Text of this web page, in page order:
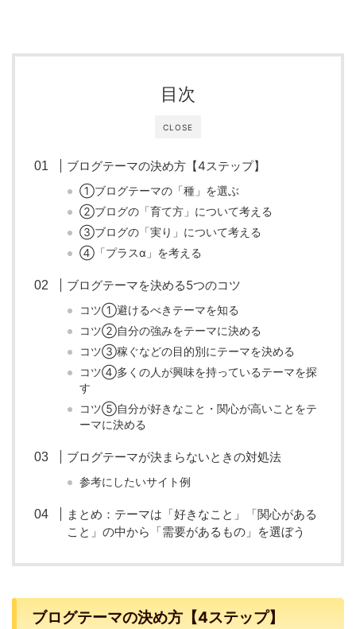
CLOSE
目次
ブログテーマの決め方【4ステップ】
①ブログテーマの「種」を選ぶ
②ブログの「育て方」について考える
③ブログの「実り」について考える
④「プラスα」を考える
ブログテーマを決める5つのコツ
コツ①避けるべきテーマを知る
コツ②自分の強みをテーマに決める
コツ③稼ぐなどの目的別にテーマを決める
コツ④多くの人が興味を持っているテーマを探
す
コツ⑤自分が好きなこと・関心が高いことをテ
ーマに決める
ブログテーマが決まらないときの対処法
参考にしたいサイト例
まとめ：テーマは「好きなこと」「関心がある
こと」の中から「需要があるもの」を選ぼう
ブログテーマの決め方【4ステップ】